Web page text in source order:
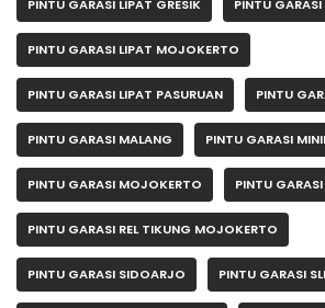
PINTU GARASI LIPAT GRESIK PINTU
PINTU GARASI LIPAT MOJOKERTO
PINTU GARASI LIPAT PASURUAN PINTU
PINTU GARASI MALANG PINTU GARASI
PINTU GARASI MOJOKERTO PINTU
PINTU GARASI REL TIKUNG MOJOKERTO
PINTU GARASI SIDOARJO PINTU GARASI